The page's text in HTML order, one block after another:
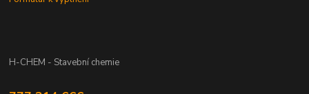
H-CHEM - Stavební chemie